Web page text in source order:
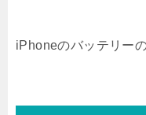
iPhoneのバッテリー